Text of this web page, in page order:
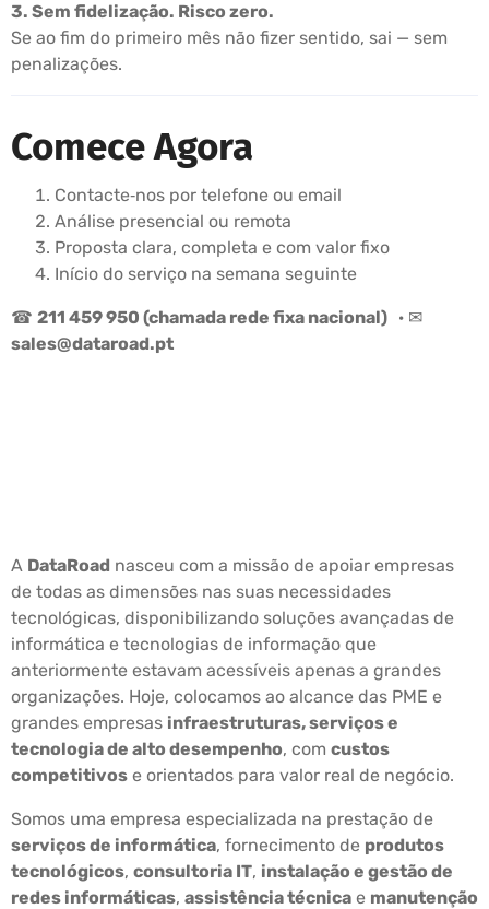
3. Sem fidelização. Risco zero.
Se ao fim do primeiro mês não fizer sentido, sai — sem
penalizações.
Comece Agora
Contacte‑nos por telefone ou email
Análise presencial ou remota
Proposta clara, completa e com valor fixo
Início do serviço na semana seguinte
☎ 211 459 950 (chamada rede fixa nacional) · ✉
sales@dataroad.pt
A DataRoad nasceu com a missão de apoiar empresas
de todas as dimensões nas suas necessidades
tecnológicas, disponibilizando soluções avançadas de
informática e tecnologias de informação que
anteriormente estavam acessíveis apenas a grandes
organizações. Hoje, colocamos ao alcance das PME e
grandes empresas infraestruturas, serviços e
tecnologia de alto desempenho, com custos
competitivos e orientados para valor real de negócio.
Somos uma empresa especializada na prestação de
serviços de informática, fornecimento de produtos
tecnológicos, consultoria IT, instalação e gestão de
redes informáticas, assistência técnica e manutenção